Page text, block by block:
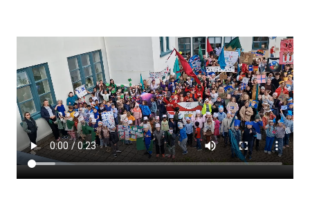
Námsmat
Læsi
Lestrarheftin
Náms- og kennsluáætlanir
Námsráðgjafi